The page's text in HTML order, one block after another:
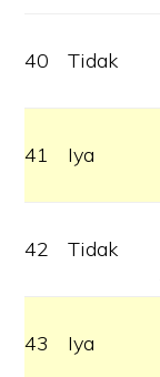
40 Tidak
41 Iya
42 Tidak
43 Iya